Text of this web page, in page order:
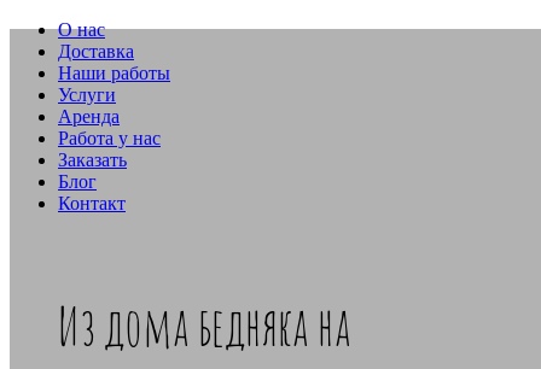
О нас
Доставка
Наши работы
Услуги
Аренда
Работа у нас
Заказать
Блог
Контакт
Из дома бедняка на